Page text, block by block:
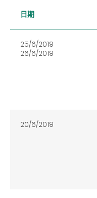
日期
25/6/2019
26/6/2019
20/6/2019